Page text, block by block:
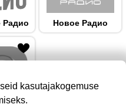
Радио Новое Радио
kasutajakogemuse